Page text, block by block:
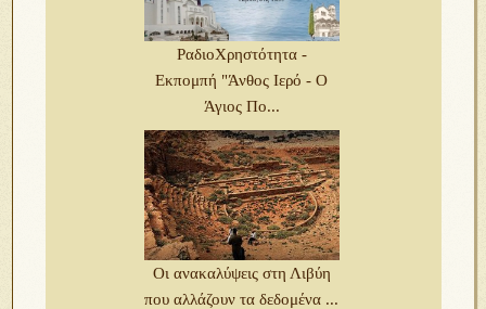
ΡαδιοΧρηστότητα -
Εκπομπή "Άνθος Ιερό - Ο
Άγιος Πο...
Οι ανακαλύψεις στη Λιβύη
που αλλάζουν τα δεδομένα ...